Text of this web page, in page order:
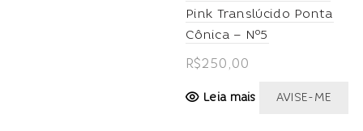
Pink Translúcido Ponta
Cônica – Nº5
R$250,00
Leia mais AVISE-ME